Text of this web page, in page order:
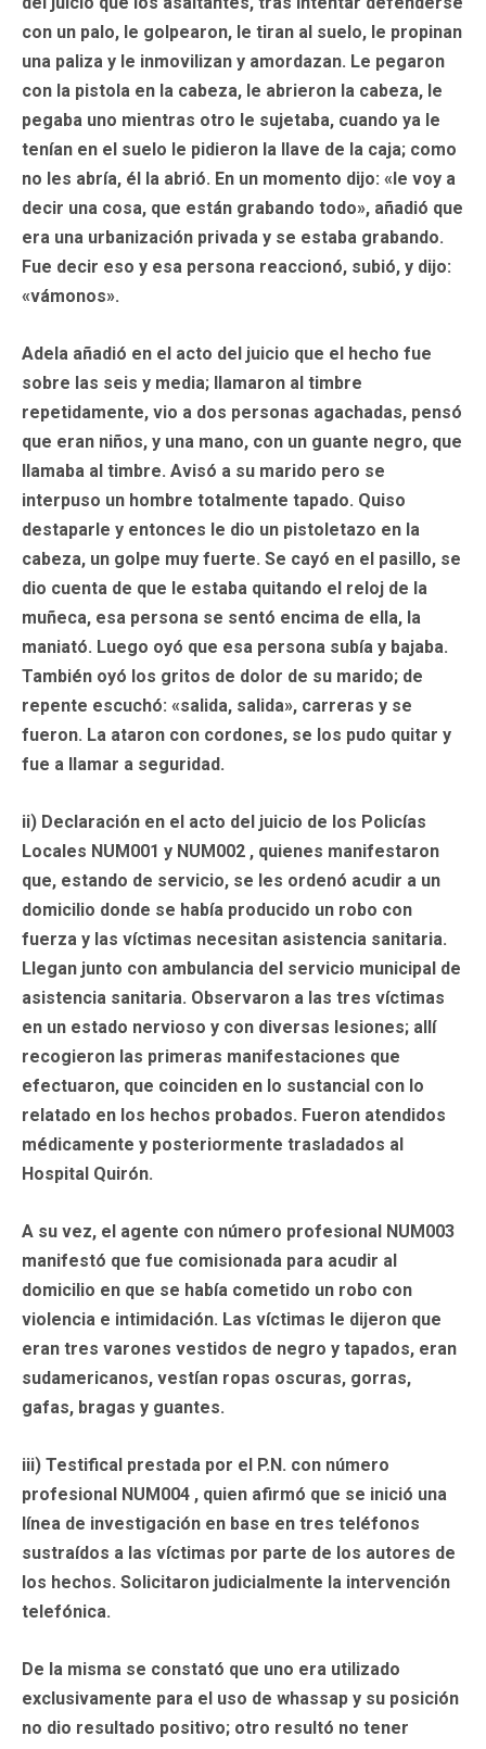
con un palo, le golpearon, le tiran al suelo, le propinan
una paliza y le inmovilizan y amordazan. Le pegaron
con la pistola en la cabeza, le abrieron la cabeza, le
pegaba uno mientras otro le sujetaba, cuando ya le
tenían en el suelo le pidieron la llave de la caja; como
no les abría, él la abrió. En un momento dijo: «le voy a
decir una cosa, que están grabando todo», añadió que
era una urbanización privada y se estaba grabando.
Fue decir eso y esa persona reaccionó, subió, y dijo:
«vámonos».
Adela añadió en el acto del juicio que el hecho fue
sobre las seis y media; llamaron al timbre
repetidamente, vio a dos personas agachadas, pensó
que eran niños, y una mano, con un guante negro, que
llamaba al timbre. Avisó a su marido pero se
interpuso un hombre totalmente tapado. Quiso
destaparle y entonces le dio un pistoletazo en la
cabeza, un golpe muy fuerte. Se cayó en el pasillo, se
dio cuenta de que le estaba quitando el reloj de la
muñeca, esa persona se sentó encima de ella, la
maniató. Luego oyó que esa persona subía y bajaba.
También oyó los gritos de dolor de su marido; de
repente escuchó: «salida, salida», carreras y se
fueron. La ataron con cordones, se los pudo quitar y
fue a llamar a seguridad.
ii) Declaración en el acto del juicio de los Policías
Locales NUM001 y NUM002 , quienes manifestaron
que, estando de servicio, se les ordenó acudir a un
domicilio donde se había producido un robo con
fuerza y las víctimas necesitan asistencia sanitaria.
Llegan junto con ambulancia del servicio municipal de
asistencia sanitaria. Observaron a las tres víctimas
en un estado nervioso y con diversas lesiones; allí
recogieron las primeras manifestaciones que
efectuaron, que coinciden en lo sustancial con lo
relatado en los hechos probados. Fueron atendidos
médicamente y posteriormente trasladados al
Hospital Quirón.
A su vez, el agente con número profesional NUM003
manifestó que fue comisionada para acudir al
domicilio en que se había cometido un robo con
violencia e intimidación. Las víctimas le dijeron que
eran tres varones vestidos de negro y tapados, eran
sudamericanos, vestían ropas oscuras, gorras,
gafas, bragas y guantes.
iii) Testifical prestada por el P.N. con número
profesional NUM004 , quien afirmó que se inició una
línea de investigación en base en tres teléfonos
sustraídos a las víctimas por parte de los autores de
los hechos. Solicitaron judicialmente la intervención
telefónica.
De la misma se constató que uno era utilizado
exclusivamente para el uso de whassap y su posición
no dio resultado positivo; otro resultó no tener